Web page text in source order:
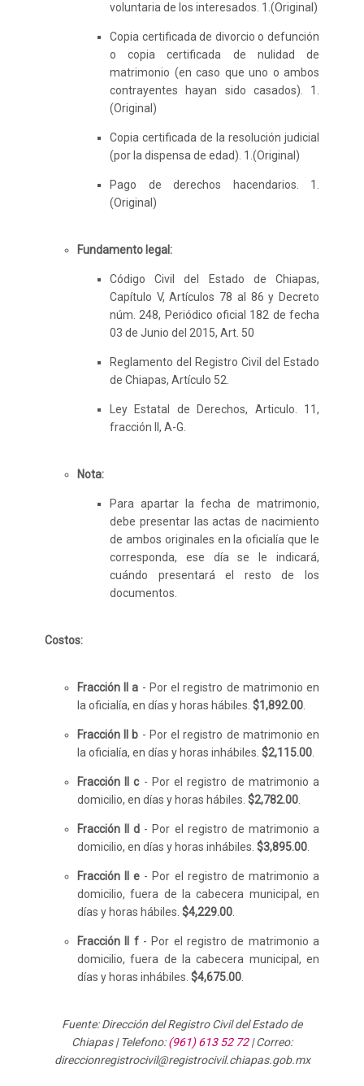
voluntaria de los interesados. 1.(Original)
Copia certificada de divorcio o defunción
o copia certificada de nulidad de
matrimonio (en caso que uno o ambos
contrayentes hayan sido casados). 1.
(Original)
Copia certificada de la resolución judicial
(por la dispensa de edad). 1.(Original)
Pago de derechos hacendarios. 1.
(Original)
Fundamento legal:
Código Civil del Estado de Chiapas,
Capítulo V, Artículos 78 al 86 y Decreto
núm. 248, Periódico oficial 182 de fecha
03 de Junio del 2015, Art. 50
Reglamento del Registro Civil del Estado
de Chiapas, Artículo 52.
Ley Estatal de Derechos, Articulo. 11,
fracción II, A-G.
Nota:
Para apartar la fecha de matrimonio,
debe presentar las actas de nacimiento
de ambos originales en la oficialía que le
corresponda, ese día se le indicará,
cuándo presentará el resto de los
documentos.
Costos:
Fracción II a - Por el registro de matrimonio en
la oficialía, en días y horas hábiles. $1,892.00
Fracción II b - Por el registro de matrimonio en
la oficialía, en días y horas inhábiles. $2,115.00
Fracción II c- Por el registro de matrimonio a
domicilio, en días y horas hábiles. $2,782.00
Fracción II d - Por el registro de matrimonio a
domicilio, en días y horas inhábiles. $3,895.00
Fracción II e - Por el registro de matrimonio a
domicilio, fuera de la cabecera municipal, en
días y horas hábiles. $4,229.00
Fracción II f- Por el registro de matrimonio a
domicilio, fuera de la cabecera municipal, en
días y horas inhábiles. $4,675.00
Fuente: Dirección del Registro Civil del Estado de
Chiapas | Telefono:(961) 613 52 72| Correo:
direccionregistrocivil@registrocivil.chiapas.gob.mx